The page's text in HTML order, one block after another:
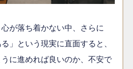
が落ち着かない中、さらに
」という現実に直面すると、
に進めれば良いのか、不安で